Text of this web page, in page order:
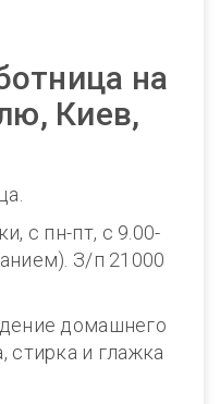
на
Киев,
с пн-пт, с 9.00-
З/п 21000
домашнего
стирка и глажка